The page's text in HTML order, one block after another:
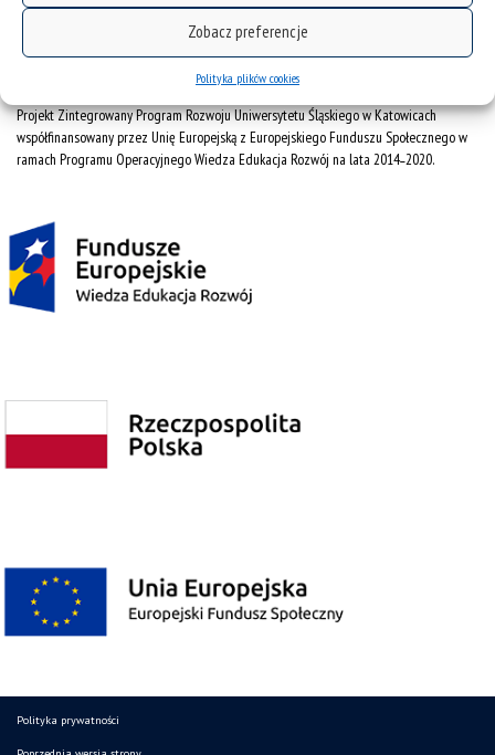
Zobacz preferencje
Polityka plików cookies
obserwatoriummiasto@us.edu.pl
Projekt Zintegrowany Program Rozwoju Uniwersytetu Śląskiego w Katowicach
współfinansowany przez Unię Europejską z Europejskiego Funduszu Społecznego w
ramach Programu Operacyjnego Wiedza Edukacja Rozwój na lata 2014˗2020.
Polityka prywatności